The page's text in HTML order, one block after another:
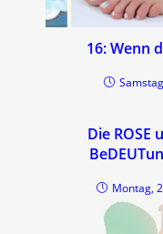
16: Wenn
Die ROSE
Montag,